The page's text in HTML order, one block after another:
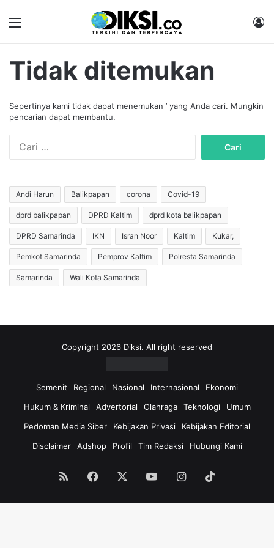
Tidak ditemukan
Sepertinya kami tidak dapat menemukan ’ yang Anda cari. Mungkin
pencarian dapat membantu.
u
n
t
u
k
:
Andi Harun Balikpapan corona Covid-19
dprd balikpapan DPRD Kaltim dprd kota balikpapan
DPRD Samarinda IKN Isran Noor Kaltim Kukar,
Pemkot Samarinda Pemprov Kaltim Polresta Samarinda
Samarinda Wali Kota Samarinda
Copyright 2026 Diksi. All right reserved
Semenit Regional Nasional Internasional
Ekonomi
Hukum & Kriminal
Advertorial Olahraga Teknologi
Umum
Pedoman Media Siber
Kebijakan Privasi
Kebijakan Editorial
Disclaimer
Adshop Profil Tim Redaksi Hubungi Kami
RSS Facebook YouTubeInstagram